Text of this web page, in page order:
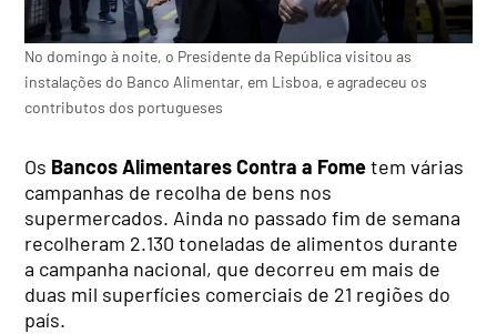
No domingo à noite, o Presidente da República visitou as
instalações do Banco Alimentar, em Lisboa, e agradeceu os
contributos dos portugueses
Os Bancos Alimentares Contra a Fometem várias
campanhas de recolha de bens nos
supermercados. Ainda no passado fim de semana
recolheram 2.130 toneladas de alimentos durante
a campanha nacional, que decorreu em mais de
duas mil superfícies comerciais de 21 regiões do
país.